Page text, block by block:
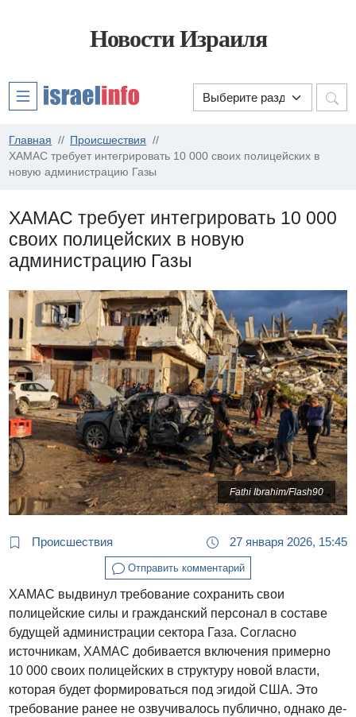
Новости Израиля
Главная
Происшествия
ХАМАС требует интегрировать 10 000 своих полицейских в
новую администрацию Газы
ХАМАС требует интегрировать 10 000
своих полицейских в новую
администрацию Газы
Fathi Ibrahim/Flash90
Происшествия 27 января 2026, 15:45
Отправить комментарий
ХАМАС выдвинул требование сохранить свои
полицейские силы и гражданский персонал в составе
будущей администрации сектора Газа. Согласно
источникам, ХАМАС добивается включения примерно
10 000 своих полицейских в структуру новой власти,
которая будет формироваться под эгидой США. Это
требование ранее не озвучивалось публично, однако де-